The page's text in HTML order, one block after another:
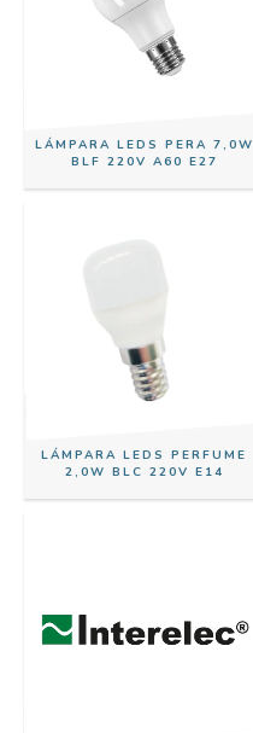
LÁMPARA LEDS PERA 7,0W
BLF 220V A60 E27
LÁMPARA LEDS PERFUME
2,0W BLC 220V E14